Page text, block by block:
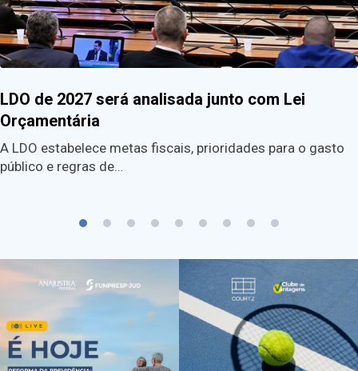
LDO de 2027 será analisada junto com Lei
Orçamentária
A LDO estabelece metas fiscais, prioridades para o gasto
público e regras de…